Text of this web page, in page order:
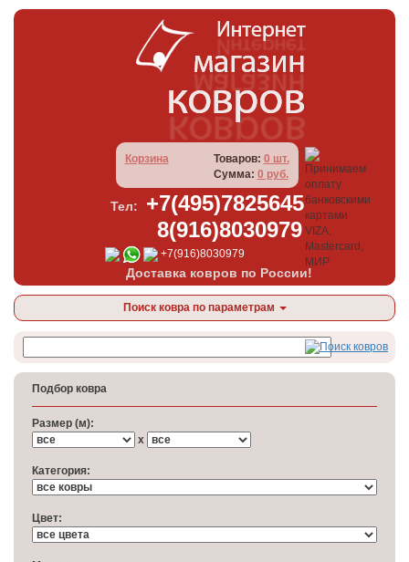
Корзина Товаров: 0 шт.
Сумма: 0 руб.
Тел:
+7(495)7825645
8(916)8030979
+7(916)8030979
Доставка ковров по России!
Поиск ковра по параметрам
Подбор ковра
Размер (м):
x
Категория:
Цвет: